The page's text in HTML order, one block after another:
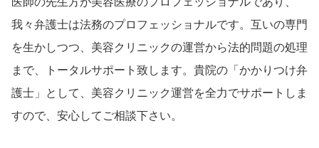
我々弁護士は法務のプロフェッショナルです。互いの専門
を生かしつつ、美容クリニックの運営から法的問題の処理
まで、トータルサポート致します。貴院の「かかりつけ弁
護士」として、美容クリニック運営を全力でサポートしま
すので、安心してご相談下さい。